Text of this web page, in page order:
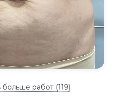
больше работ (119)